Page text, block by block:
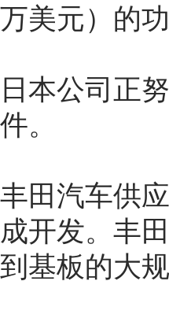
万美元）的
日本公司正
件。
丰田汽车供
成开发。丰
到基板的大规